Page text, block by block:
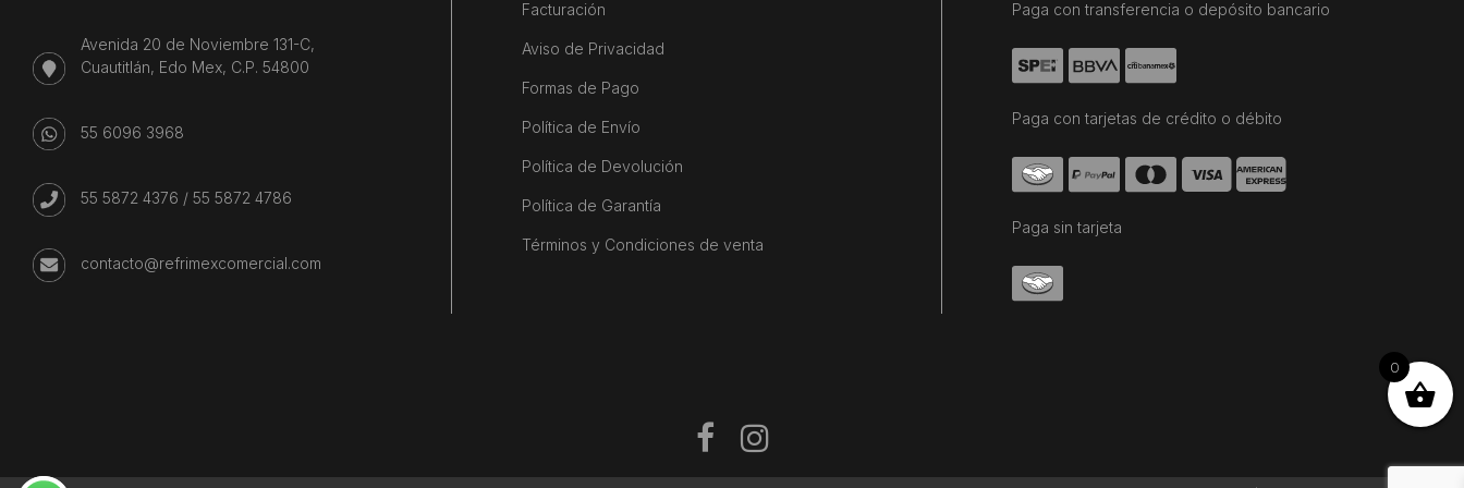
Avenida 20 de Noviembre 131-C,
Cuautitlán, Edo Mex, C.P. 54800
55 6096 3968
55 5872 4376 / 55 5872 4786
contacto@refrimexcomercial.com
Facturación
Aviso de Privacidad
Formas de Pago
Política de Envío
Política de Devolución
Política de Garantía
Términos y Condiciones de venta
Paga con transferencia o depósito bancario
Paga con tarjetas de crédito o débito
Paga sin tarjeta
0